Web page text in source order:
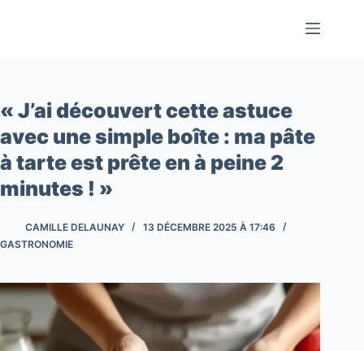
« J’ai découvert cette astuce
avec une simple boîte : ma pâte
à tarte est prête en à peine 2
minutes ! »
CAMILLE DELAUNAY
13 DÉCEMBRE 2025 À 17:46
GASTRONOMIE